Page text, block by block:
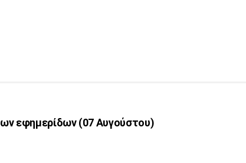
εφημερίδων (07 Αυγούστου)